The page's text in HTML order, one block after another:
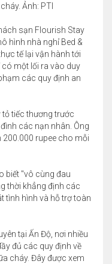
Ảnh: PTI
sạn Flourish Stay
hình nhà nghỉ Bed &
tế lại vận hành tới
một lối ra vào duy
các quy định an
tiếc thương trước
các nạn nhân. Ông
rupee cho mỗi
biết "vô cùng đau
thời khẳng định các
tình hình và hỗ trợ toàn
tại Ấn Độ, nơi nhiều
đủ các quy định về
cháy. Đây được xem